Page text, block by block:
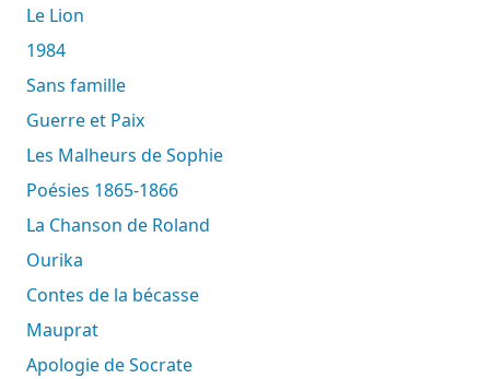
Le Lion
1984
Sans famille
Guerre et Paix
Les Malheurs de Sophie
Poésies 1865-1866
La Chanson de Roland
Ourika
Contes de la bécasse
Mauprat
Apologie de Socrate